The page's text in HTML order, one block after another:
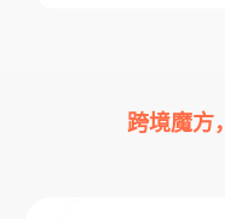
跨境魔方，